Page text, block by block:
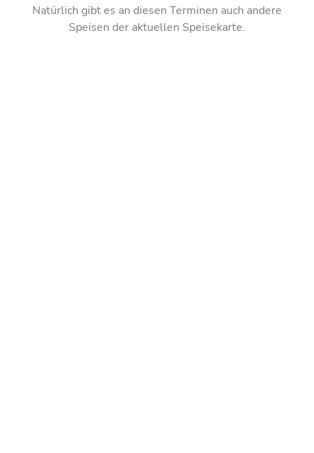
Natürlich gibt es an diesen Terminen auch andere
Speisen der aktuellen Speisekarte.